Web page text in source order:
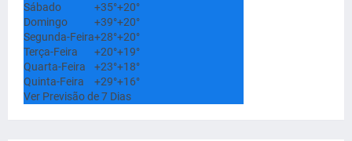
Sábado
+35°+20°
Domingo
+39°+20°
Segunda-Feira+28°+20°
Terça-Feira
+20°+19°
Quarta-Feira
+23°+18°
Quinta-Feira
+29°+16°
Ver Previsão de 7 Dias